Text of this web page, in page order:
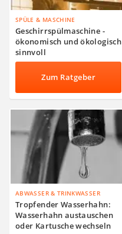
SPÜLE & MASCHINE
Geschirrspülmaschine -
ökonomisch und ökologisch
sinnvoll
Zum Ratgeber
ABWASSER & TRINKWASSER
Tropfender Wasserhahn:
Wasserhahn austauschen
oder Kartusche wechseln